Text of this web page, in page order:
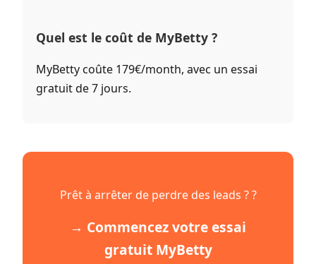
Quel est le coût de MyBetty ?
MyBetty coûte 179€/month, avec un essai
gratuit de 7 jours.
Prêt à arrêter de perdre des leads ? ?
→ Commencez votre essai
gratuit MyBetty